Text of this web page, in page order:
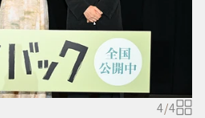
4/4